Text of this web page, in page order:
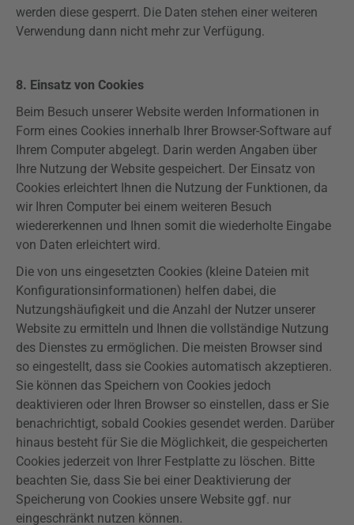
werden diese gesperrt. Die Daten stehen einer weiteren
Verwendung dann nicht mehr zur Verfügung.
8. Einsatz von Cookies
Beim Besuch unserer Website werden Informationen in
Form eines Cookies innerhalb Ihrer Browser-Software auf
Ihrem Computer abgelegt. Darin werden Angaben über
Ihre Nutzung der Website gespeichert. Der Einsatz von
Cookies erleichtert Ihnen die Nutzung der Funktionen, da
wir Ihren Computer bei einem weiteren Besuch
wiedererkennen und Ihnen somit die wiederholte Eingabe
von Daten erleichtert wird.
Die von uns eingesetzten Cookies (kleine Dateien mit
Konfigurationsinformationen) helfen dabei, die
Nutzungshäufigkeit und die Anzahl der Nutzer unserer
Website zu ermitteln und Ihnen die vollständige Nutzung
des Dienstes zu ermöglichen. Die meisten Browser sind
so eingestellt, dass sie Cookies automatisch akzeptieren.
Sie können das Speichern von Cookies jedoch
deaktivieren oder Ihren Browser so einstellen, dass er Sie
benachrichtigt, sobald Cookies gesendet werden. Darüber
hinaus besteht für Sie die Möglichkeit, die gespeicherten
Cookies jederzeit von Ihrer Festplatte zu löschen. Bitte
beachten Sie, dass Sie bei einer Deaktivierung der
Speicherung von Cookies unsere Website ggf. nur
eingeschränkt nutzen können.